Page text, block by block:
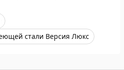
стали Версия Люкс